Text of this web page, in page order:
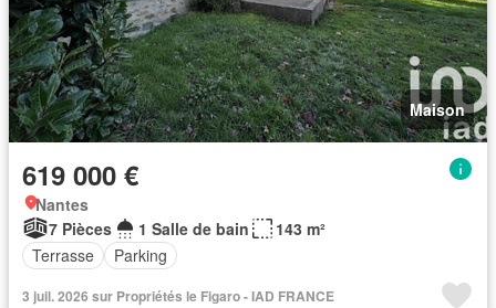
Maison
619 000 €
Nantes
7 Pièces
1 Salle de bain
143 m²
Terrasse
Parking
3 juil. 2026 sur Propriétés le Figaro - IAD FRANCE